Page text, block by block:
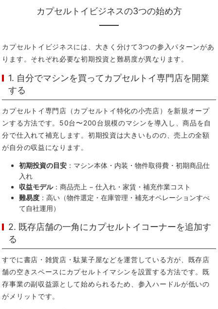
カプセルトイビジネスの3つの始め方
カプセルトイビジネスには、大きく分けて3つの参入パターンがあ
ります。それぞれ必要な初期投資と難易度が異なります。
1. 自分でマシンを買ってカプセルトイ専門店を開業
する
カプセルトイ専門店（カプセルトイ特化の小売店）を新規オープ
ンする方法です。50台〜200台規模のマシンを導入し、商品を自
分で仕入れて補充します。初期投資は大きいものの、売上の全額
が自分の収益になります。
初期投資の目安 ：マシン本体・内装・物件取得費・初期商品仕
入れ
収益モデル：商品売上 − 仕入れ・家賃・補充作業コスト
難易度 ：高い（物件選定・在庫管理・補充オペレーションすべ
て自社運用）
2. 既存店舗の一角にカプセルトイコーナーを追加す
る
すでに書店・雑貨店・駄菓子屋などを運営している方が、既存店
舗の空きスペースにカプセルトイマシンを設置する方法です。既
存事業の副収益源として始められるため、参入ハードルが低いの
がメリットです。